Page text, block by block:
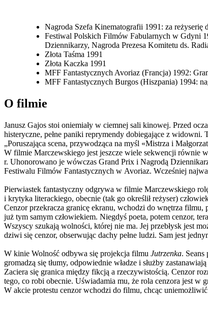
Nagroda Szefa Kinematografii 1991: za reżyserię
Festiwal Polskich Filmów Fabularnych w Gdyni
Dziennikarzy, Nagroda Prezesa Komitetu ds.
Złota Taśma 1991
Złota Kaczka 1991
MFF Fantastycznych Avoriaz (Francja) 1992:
MFF Fantastycznych Burgos (Hiszpania) 1994:
O filmie
Janusz Gajos stoi oniemiały w ciemnej sali kinowej. Przed
histeryczne, pełne paniki reprymendy dobiegające z widowni.
„Poruszająca scena, przywodząca na myśl «Mistrza i
W filmie Marczewskiego jest jeszcze wiele sekwencji równie
r. Uhonorowano je wówczas Grand Prix i Nagrodą
Festiwalu Filmów Fantastycznych w Avoriaz. Wcześniej
Pierwiastek fantastyczny odgrywa w filmie Marczewskiego
i krytyka literackiego, obecnie (tak go określił reżyser)
Cenzor przekracza granicę ekranu, wchodzi do wnętrza filmu,
już tym samym człowiekiem. Niegdyś poeta, potem cenzor,
Wszyscy szukają wolności, której nie ma. Jej przebłysk jest
dziwi się cenzor, obserwując dachy pełne ludzi. Sam jest
W kinie Wolność odbywa się projekcja filmu Jutrzenka.
gromadzą się tłumy, odpowiednie władze i służby
Zaciera się granica między fikcją a rzeczywistością. Cenzor
tego, co robi obecnie. Uświadamia mu, że rola cenzora jest w
W akcie protestu cenzor wchodzi do filmu, chcąc